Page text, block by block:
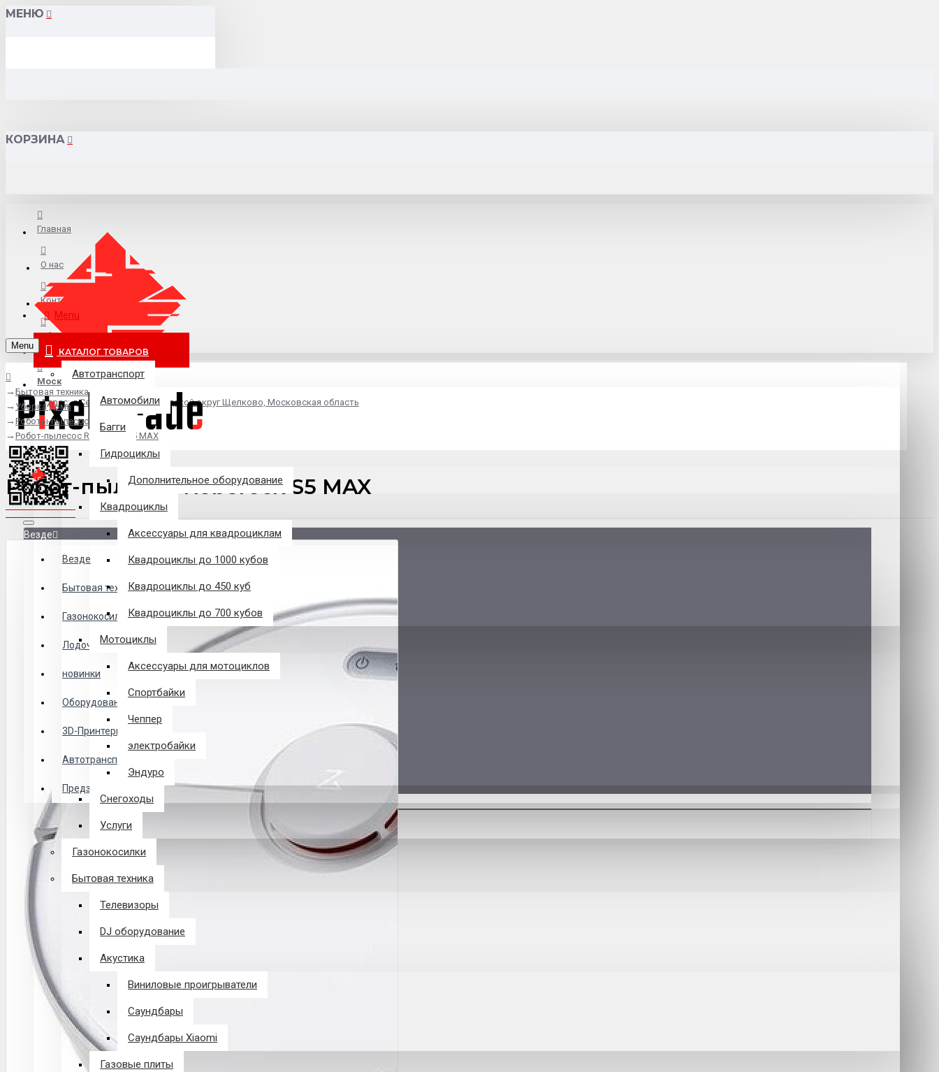
МЕНЮ
КОРЗИНА
Главная
О нас
Контакты
info@pixel-trade.ru
Москва
Адрес: д.Серково, вл1А, городской округ Щелково, Московская область
Везде
Везде
Бытовая техника
Газонокосилки
Лодочные Моторы
новинки
Оборудование
3D-Принтеры
Автотранспорт
Предзаказ из Китая
Филиалы
Закладки
0 товар(ов) - 0 р.
В корзине пусто!
Menu
КАТАЛОГ ТОВАРОВ
Автотранспорт
Автомобили
Багги
Гидроциклы
Дополнительное оборудование
Квадроциклы
Аксессуары для квадроциклам
Квадроциклы до 1000 кубов
Квадроциклы до 450 куб
Квадроциклы до 700 кубов
Мотоциклы
Аксессуары для мотоциклов
Спортбайки
Чеппер
электробайки
Эндуро
Снегоходы
Услуги
Газонокосилки
Бытовая техника
Телевизоры
DJ оборудование
Акустика
Виниловые проигрыватели
Саундбары
Саундбары Xiaomi
Газовые плиты
Menu
Бытовая техника
Уборка дома
Роботы-пылесосы
Робот-пылесос Roborock S5 MAX
Робот-пылесос Roborock S5 MAX